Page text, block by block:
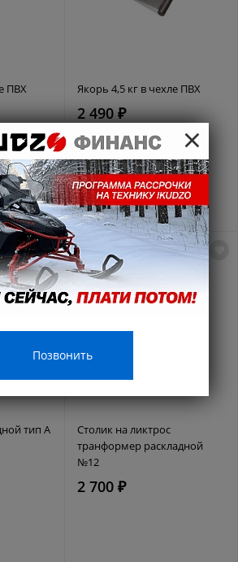
ПВХ Якорь 4,5 кг в чехле ПВХ
2 490 ₽
тип А
Столик на ликтрос
транформер раскладной
№12
2 700 ₽
×
Позвонить